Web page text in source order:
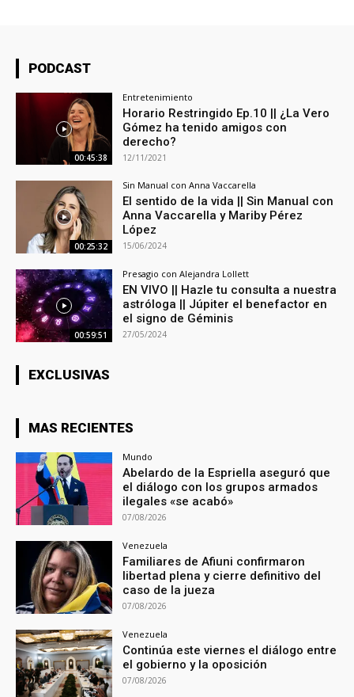
PODCAST
00:45:38
Entretenimiento
Horario Restringido Ep.10 || ¿La Vero
Gómez ha tenido amigos con
derecho?
12/11/2021
00:25:32
Sin Manual con Anna Vaccarella
El sentido de la vida || Sin Manual con
Anna Vaccarella y Mariby Pérez
López
15/06/2024
00:59:51
Presagio con Alejandra Lollett
EN VIVO || Hazle tu consulta a nuestra
astróloga || Júpiter el benefactor en
el signo de Géminis
27/05/2024
EXCLUSIVAS
MAS RECIENTES
Mundo
Abelardo de la Espriella aseguró que
el diálogo con los grupos armados
ilegales «se acabó»
07/08/2026
Venezuela
Familiares de Afiuni confirmaron
libertad plena y cierre definitivo del
caso de la jueza
07/08/2026
Venezuela
Continúa este viernes el diálogo entre
el gobierno y la oposición
07/08/2026